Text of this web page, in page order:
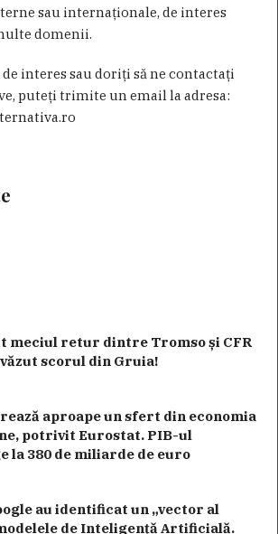
sau internaţionale, de interes
domenii.
de interes sau doriţi să ne contactaţi
puteţi trimite un email la adresa:
meciul retur dintre Tromso și CFR
scorul din Gruia!
aproape un sfert din economia
potrivit Eurostat. PIB-ul
la 380 de miliarde de euro
au identificat un „vector al
de Inteligență Artificială.